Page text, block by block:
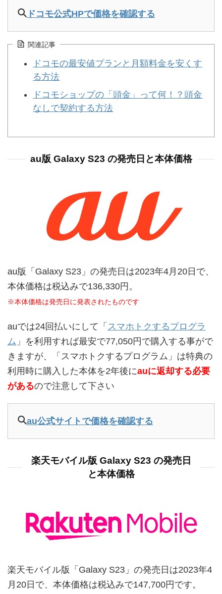
ドコモ公式HPで価格を確認する
関連記事
ドコモの最安値プランと月額料金を安くす
る方法
ドコモショップの「頭金」って何！？頭金
なしで契約する方法
au版 Galaxy S23 の発売日と本体価格
au版「Galaxy S23」の発売日は2023年4月20日で、
本体価格は税込みで136,330円。
※本体価格は発売日に発表されたものです
auでは24回払いにして「 スマホトクするプログラ
ム 」を利用すれば最安で77,050円で購入する事がで
きますが、「スマホトクするプログラム」は特典の
利用時に購入した本体を2年後にauに返却する必要
があるので注意して下さい
au公式サイトで価格を確認する
楽天モバイル版 Galaxy S23 の発売日
と本体価格
楽天モバイル版「Galaxy S23」の発売日は2023年4
月20日で、本体価格は税込みで147,700円です。